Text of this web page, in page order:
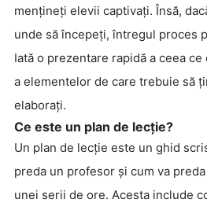
mențineți elevii captivați. Însă,
unde să începeți, întregul proces
Iată o prezentare rapidă a ceea
a elementelor de care trebuie să
elaborați.
Ce este un plan de lecție?
Un plan de lecție este un ghid
preda un profesor și cum va
unei serii de ore. Acesta include